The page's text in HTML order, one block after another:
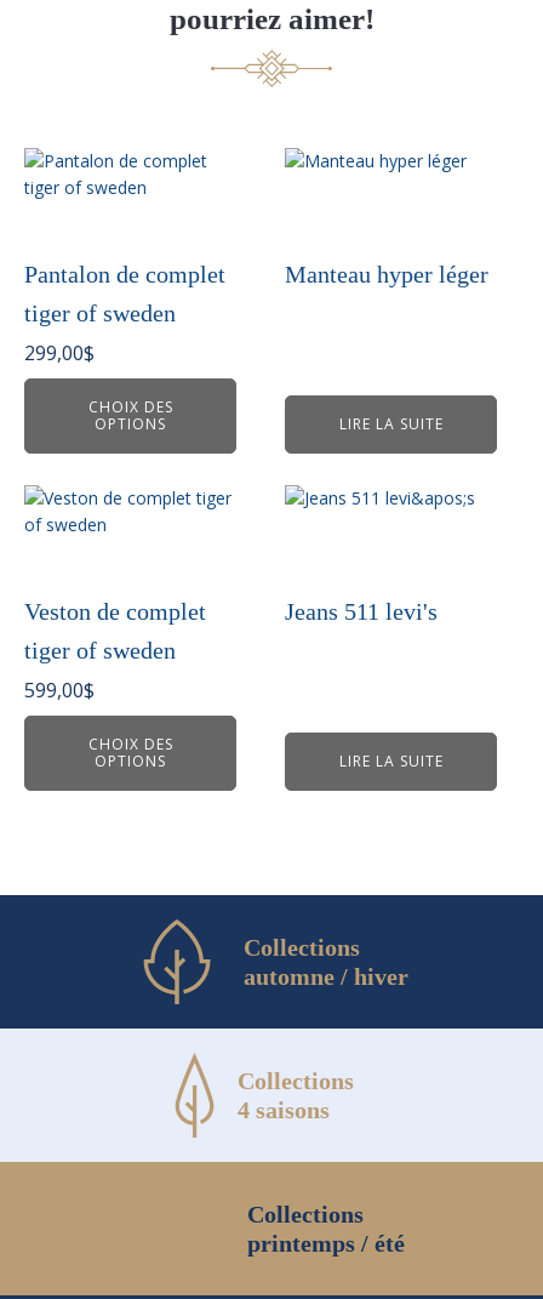
pourriez aimer!
Pantalon de complet
tiger of sweden
299,00$
CHOIX DES
OPTIONS
Ce
produit
variations.
options
peuvent
être
la
page
du
produit
Manteau hyper léger
LIRE LA SUITE
Veston de complet
tiger of sweden
599,00$
CHOIX DES
OPTIONS
Ce
produit
variations.
options
peuvent
être
la
Jeans 511 levi's
LIRE LA SUITE
Collections
automne / hiver
Collections
4 saisons
Collections
printemps / été